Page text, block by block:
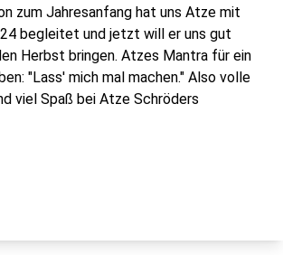
zum Jahresanfang hat uns Atze mit
begleitet und jetzt will er uns gut
Herbst bringen. Atzes Mantra für ein
"Lass' mich mal machen." Also volle
viel Spaß bei Atze Schröders